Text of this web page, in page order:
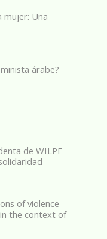
mujer: Una
árabe?
de WILPF
of violence
the context of